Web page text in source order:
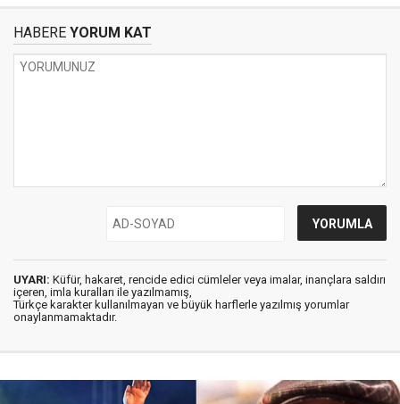
HABERE YORUM KAT
UYARI: Küfür, hakaret, rencide edici cümleler veya imalar, inançlara saldırı
içeren, imla kuralları ile yazılmamış,
Türkçe karakter kullanılmayan ve büyük harflerle yazılmış yorumlar
onaylanmamaktadır.